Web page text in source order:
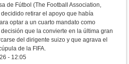
de Fútbol (The Football Association,
retirar el apoyo que había
optar a un cuarto mandato como
que la convierte en la última gran
del dirigente suizo y que agrava el
de la FIFA.
- 12:05